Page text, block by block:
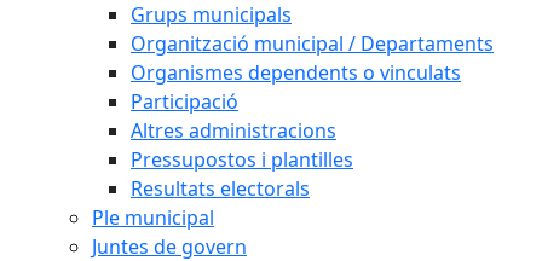
Grups municipals
Organització municipal / Departaments
Organismes dependents o vinculats
Participació
Altres administracions
Pressupostos i plantilles
Resultats electorals
Ple municipal
Juntes de govern